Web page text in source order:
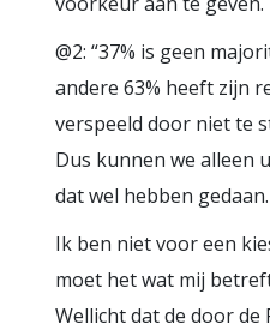
@2: “37% is geen
andere 63% heeft zijn
verspeeld door niet te
Dus kunnen we alleen
dat wel hebben gedaan.
Ik ben niet voor een
moet het wat mij
Wellicht dat de door de